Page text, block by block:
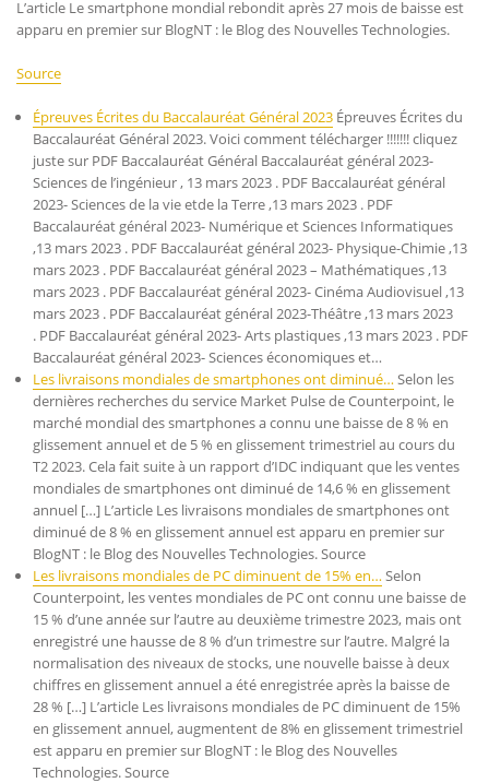
L’article Le smartphone mondial rebondit après 27 mois de baisse est
apparu en premier sur BlogNT : le Blog des Nouvelles Technologies.
Source
Épreuves Écrites du Baccalauréat Général 2023 Épreuves Écrites du
Baccalauréat Général 2023. Voici comment télécharger !!!!!!! cliquez
juste sur PDF Baccalauréat Général Baccalauréat général 2023-
Sciences de l’ingénieur , 13 mars 2023 . PDF Baccalauréat général
2023- Sciences de la vie etde la Terre ,13 mars 2023 . PDF
Baccalauréat général 2023- Numérique et Sciences Informatiques
,13 mars 2023 . PDF Baccalauréat général 2023- Physique-Chimie ,13
mars 2023 . PDF Baccalauréat général 2023 – Mathématiques ,13
mars 2023 . PDF Baccalauréat général 2023- Cinéma Audiovisuel ,13
mars 2023 . PDF Baccalauréat général 2023-Théâtre ,13 mars 2023
. PDF Baccalauréat général 2023- Arts plastiques ,13 mars 2023 . PDF
Baccalauréat général 2023- Sciences économiques et…
Les livraisons mondiales de smartphones ont diminué…Selon les
dernières recherches du service Market Pulse de Counterpoint, le
marché mondial des smartphones a connu une baisse de 8 % en
glissement annuel et de 5 % en glissement trimestriel au cours du
T2 2023. Cela fait suite à un rapport d’IDC indiquant que les ventes
mondiales de smartphones ont diminué de 14,6 % en glissement
annuel […] L’article Les livraisons mondiales de smartphones ont
diminué de 8 % en glissement annuel est apparu en premier sur
BlogNT : le Blog des Nouvelles Technologies. Source
Les livraisons mondiales de PC diminuent de 15% en…Selon
Counterpoint, les ventes mondiales de PC ont connu une baisse de
15 % d’une année sur l’autre au deuxième trimestre 2023, mais ont
enregistré une hausse de 8 % d’un trimestre sur l’autre. Malgré la
normalisation des niveaux de stocks, une nouvelle baisse à deux
chiffres en glissement annuel a été enregistrée après la baisse de
28 % […] L’article Les livraisons mondiales de PC diminuent de 15%
en glissement annuel, augmentent de 8% en glissement trimestriel
est apparu en premier sur BlogNT : le Blog des Nouvelles
Technologies. Source